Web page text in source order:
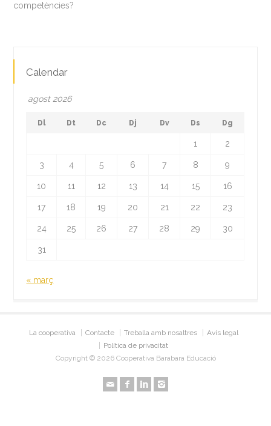
competències?
Calendar
agost 2026
Dl Dt Dc Dj Dv Ds Dg
1 2
3 4 5 6 7 8 9
10 11 12 13 14 15 16
17 18 19 20 21 22 23
24 25 26 27 28 29 30
31
« març
La cooperativa Contacte Treballa amb nosaltres
Avís legal
Política de privacitat
Copyright © 2026 Cooperativa Barabara Educació